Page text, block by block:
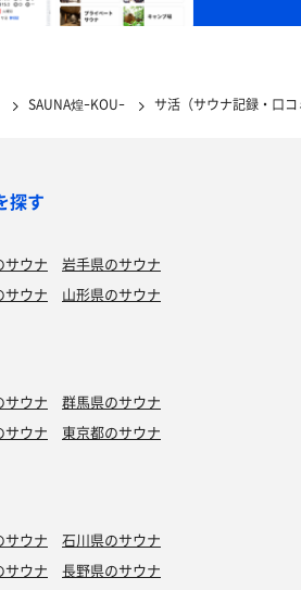
SAUNA煌ｰKOUｰ サ活（サウナ記録・口
探す
サウナ
岩手県のサウナ
サウナ
山形県のサウナ
サウナ
群馬県のサウナ
サウナ
東京都のサウナ
サウナ
石川県のサウナ
サウナ 長野県のサウナ